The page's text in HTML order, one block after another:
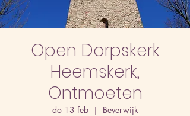
Open Dorpskerk
Heemskerk,
Ontmoeten
do 13 feb
  |
Beverwijk